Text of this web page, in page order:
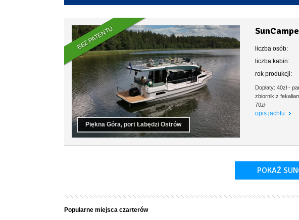
co najmniej 7
co najmniej 8
co najmniej 9
co najmniej 10
BEZ PATENTU
Piękna Góra, port Łabędzi Ostrów
liczba osób:
liczba kabin:
rok produkcji:
Dopłaty: 40zł -
zbiornik z
70zł
opis jachtu
POKAŻ
Popularne miejsca czarterów